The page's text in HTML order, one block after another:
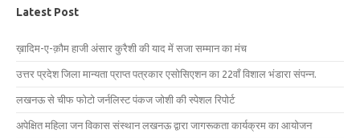
Latest Post
ख़ादिम-ए-क़ौम हाजी अंसार कुरैशी की याद में सजा सम्मान का मंच
उत्तर प्रदेश जिला मान्यता प्राप्त पत्रकार एसोसिएशन का 22वाँ विशाल भंडारा संपन्न.
लखनऊ से चीफ फोटो जर्नलिस्ट पंकज जोशी की स्पेशल रिपोर्ट
अपेक्षित महिला जन विकास संस्थान लखनऊ द्वारा जागरूकता कार्यक्रम का आयोजन